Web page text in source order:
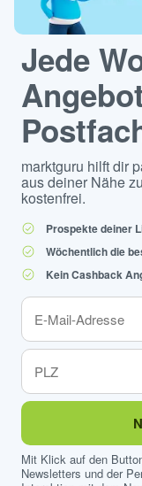
Jede
marktguru hilft dir
aus deiner Nähe
kostenfrei.
Prospekte deiner
Wöchentlich die
Kein Cashback
Mit Klick auf den
Newsletters und der